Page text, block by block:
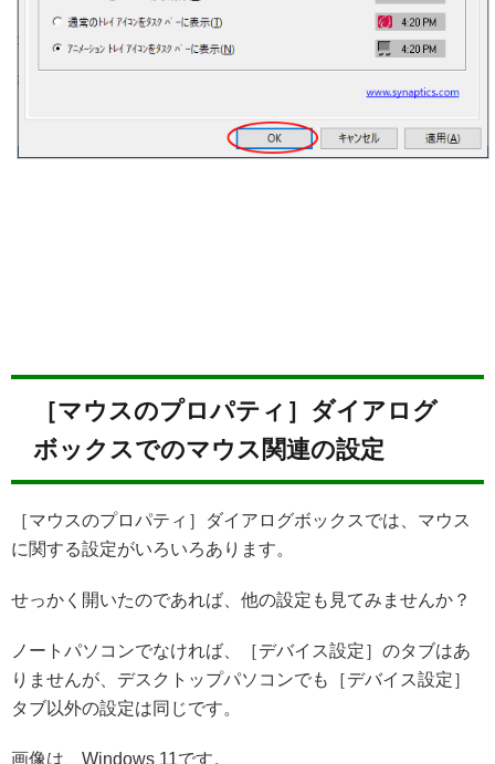
［マウスのプロパティ］ダイアログ
ボックスでのマウス関連の設定
［マウスのプロパティ］ダイアログボックスでは、マウス
に関する設定がいろいろあります。
せっかく開いたのであれば、他の設定も見てみませんか？
ノートパソコンでなければ、［デバイス設定］のタブはあ
りませんが、デスクトップパソコンでも［デバイス設定］
タブ以外の設定は同じです。
画像は、Windows 11です。